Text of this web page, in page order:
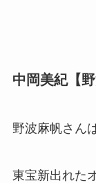
中岡美紀【野
野波麻帆さん
東宝新出れた